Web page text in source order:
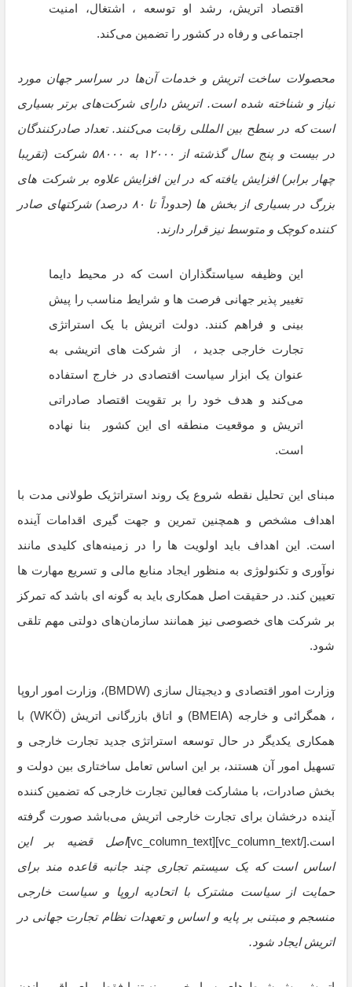
اقتصاد اتریش، رشد او توسعه ، اشتغال، امنیت
اجتماعی و رفاه در کشور را تضمین می‌کند.
محصولات ساخت اتریش و خدمات آن‌ها در سراسر جهان مورد
نیاز و شناخته شده است. اتریش دارای شرکت‌های برتر بسیاری
است که در سطح بین المللی رقابت می‌کنند. تعداد صادرکنندگان
در بیست و پنج سال گذشته از ۱۲۰۰۰ به ۵۸۰۰۰ شرکت (تقریبا
چهار برابر) افزایش یافته که در این افزایش علاوه بر شرکت های
بزرگ در بسیاری از بخش ها (حدوداً تا ۸۰ درصد) شرکتهای صادر
کننده کوچک و متوسط نیز قرار دارند.
این وظیفه سیاستگذاران است که در محیط دایما
تغییر پذیر جهانی فرصت ها و شرایط مناسب را پیش
بینی و فراهم کنند. دولت اتریش با یک استراتژی
تجارت خارجی جدید ، از شرکت های اتریشی به
عنوان یک ابزار سیاست اقتصادی در خارج استفاده
می‌کند و هدف خود را بر تقویت اقتصاد صادراتی
اتریش و موقعیت منطقه ای این کشور بنا نهاده
است.
مبنای این تحلیل نقطه شروع یک روند استراتژیک طولانی مدت با
اهداف مشخص و همچنین تمرین و جهت گیری اقدامات آینده
است. این اهداف باید اولویت ها را در زمینه‌های کلیدی مانند
نوآوری و تکنولوژی به منظور ایجاد منابع مالی و تسریع مهارت ها
تعیین کند. در حقیقت اصل همکاری باید به گونه ای باشد که تمرکز
بر شرکت های خصوصی نیز همانند سازمان‌های دولتی مهم تلقی
شود.
وزارت امور اقتصادی و دیجیتال سازی (BMDW)، وزارت امور اروپا
، همگرائی و خارجه (BMEIA) و اتاق بازرگانی اتریش (WKÖ) با
همکاری یکدیگر در حال توسعه استراتژی جدید تجارت خارجی و
تسهیل امور آن هستند، بر این اساس تعامل ساختاری بین دولت و
بخش صادرات، با مشارکت فعالین تجارت خارجی که تضمین کننده
آینده درخشان برای تجارت خارجی اتریش می‌باشد صورت گرفته
است.[/vc_column_text][vc_column_text]
اصل قضیه بر این
اساس است که یک سیستم تجاری چند جانبه قاعده مند برای
حمایت از سیاست مشترک با اتحادیه اروپا و سیاست خارجی
منسجم و مبتنی بر پایه و اساس و تعهدات نظام تجارت جهانی در
اتریش ایجاد شود.